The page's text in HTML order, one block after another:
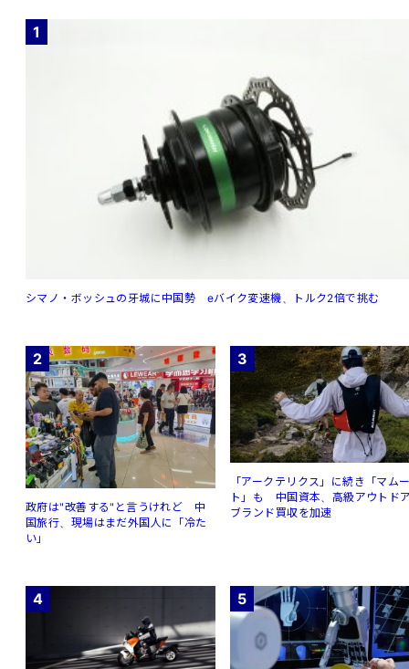
1
シマノ・ボッシュの牙城に中国勢 eバイク変速機、トルク2倍で挑む
2
政府は"改善する"と言うけれど 中
国旅行、現場はまだ外国人に「冷た
い」
3
「アークテリクス」に続き「マム
ト」も 中国資本、高級アウトド
ブランド買収を加速
4 5